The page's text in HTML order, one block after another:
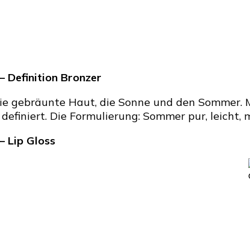
Definition Bronzer
gebräunte Haut, die Sonne und den
Die Formulierung: Sommer pur, leicht,
Lip Gloss